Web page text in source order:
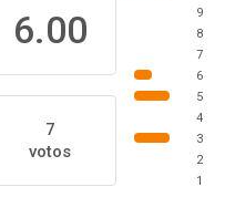
6.00
7
votos
9
8
7
6
5
4
3
2
1